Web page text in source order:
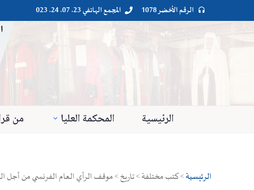

 الرقم الأخضر 1078 
 المجمع الهاتفي 23. 07. 24. 023
الرئيسية المحكمة العليا من
الرئيسية> كتب مختلفة > تاريخ > موقف الرأي العام الفرنسي من أجل الثورة